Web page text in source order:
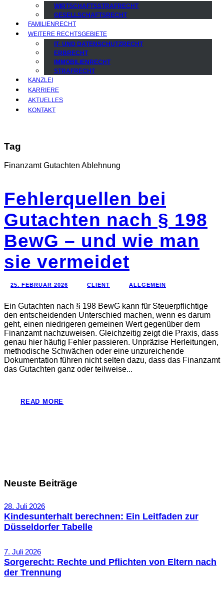
WIRTSCHAFTSSTRAFRECHT
GESELLSCHAFTSRECHT
FAMILIENRECHT
WEITERE RECHTSGEBIETE
IT- UND DATENSCHUTZRECHT
ERBRECHT
IMMOBILIENRECHT
STRAFRECHT
KANZLEI
KARRIERE
AKTUELLES
KONTAKT
Tag
Finanzamt Gutachten Ablehnung
Fehlerquellen bei
Gutachten nach § 198
BewG – und wie man
sie vermeidet
25. FEBRUAR 2026 CLIENT ALLGEMEIN
Ein Gutachten nach § 198 BewG kann für Steuerpflichtige
den entscheidenden Unterschied machen, wenn es darum
geht, einen niedrigeren gemeinen Wert gegenüber dem
Finanzamt nachzuweisen. Gleichzeitig zeigt die Praxis, dass
genau hier häufig Fehler passieren. Unpräzise Herleitungen,
methodische Schwächen oder eine unzureichende
Dokumentation führen nicht selten dazu, dass das Finanzamt
das Gutachten ganz oder teilweise...
READ MORE
Neuste Beiträge
28. Juli 2026
Kindesunterhalt berechnen: Ein Leitfaden zur
Düsseldorfer Tabelle
7. Juli 2026
Sorgerecht: Rechte und Pflichten von Eltern nach
der Trennung